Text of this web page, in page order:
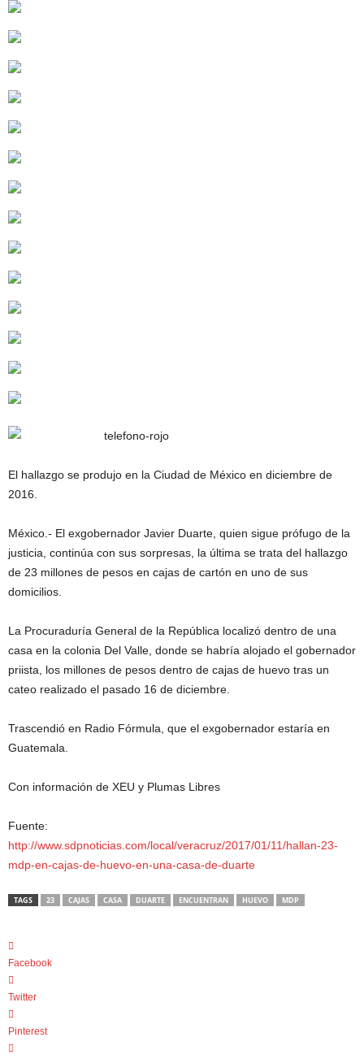
El hallazgo se produjo en la Ciudad de México en diciembre de
2016.
México.- El exgobernador Javier Duarte, quien sigue prófugo de la
justicia, continúa con sus sorpresas, la última se trata del hallazgo
de 23 millones de pesos en cajas de cartón en uno de sus
domicilios.
La Procuraduría General de la República localizó dentro de una
casa en la colonia Del Valle, donde se habría alojado el gobernador
priista, los millones de pesos dentro de cajas de huevo tras un
cateo realizado el pasado 16 de diciembre.
Trascendió en Radio Fórmula, que el exgobernador estaría en
Guatemala.
Con información de XEU y Plumas Libres
Fuente:
http://www.sdpnoticias.com/local/veracruz/2017/01/11/hallan-23-
mdp-en-cajas-de-huevo-en-una-casa-de-duarte
TAGS 23 CAJAS CASA DUARTE ENCUENTRAN HUEVO MDP
Facebook
Twitter
Pinterest